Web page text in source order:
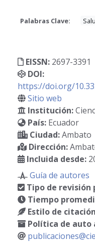
Palabras Clave:
EISSN: 2697-3391
DOI:
https://doi.org/
Sitio web
Institución:
País: Ecuador
Ciudad:Ambato
Dirección:
Incluida desde:
Guía de autores
Tipo de revisión
Tiempo
Estilo de
Política de auto